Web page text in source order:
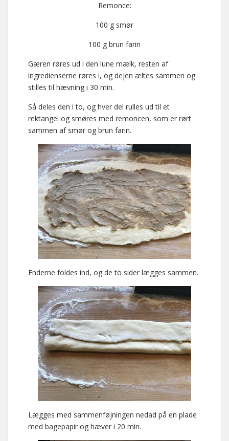
Remonce:
100 g smør
100 g brun farin
Gæren røres ud i den lune mælk, resten af
ingredienserne røres i, og dejen æltes sammen og
stilles til hævning i 30 min.
Så deles den i to, og hver del rulles ud til et
rektangel og smøres med remoncen, som er rørt
sammen af smør og brun farin.
Enderne foldes ind, og de to sider lægges sammen.
Lægges med sammenføjningen nedad på en plade
med bagepapir og hæver i 20 min.